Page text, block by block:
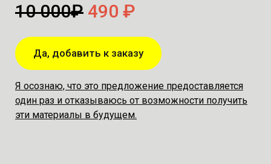
10 000₽ 490 ₽
Да, добавить к заказу
Я осознаю, что это предложение предоставляется
один раз и отказываюсь от возможности получить
эти материалы в будущем.